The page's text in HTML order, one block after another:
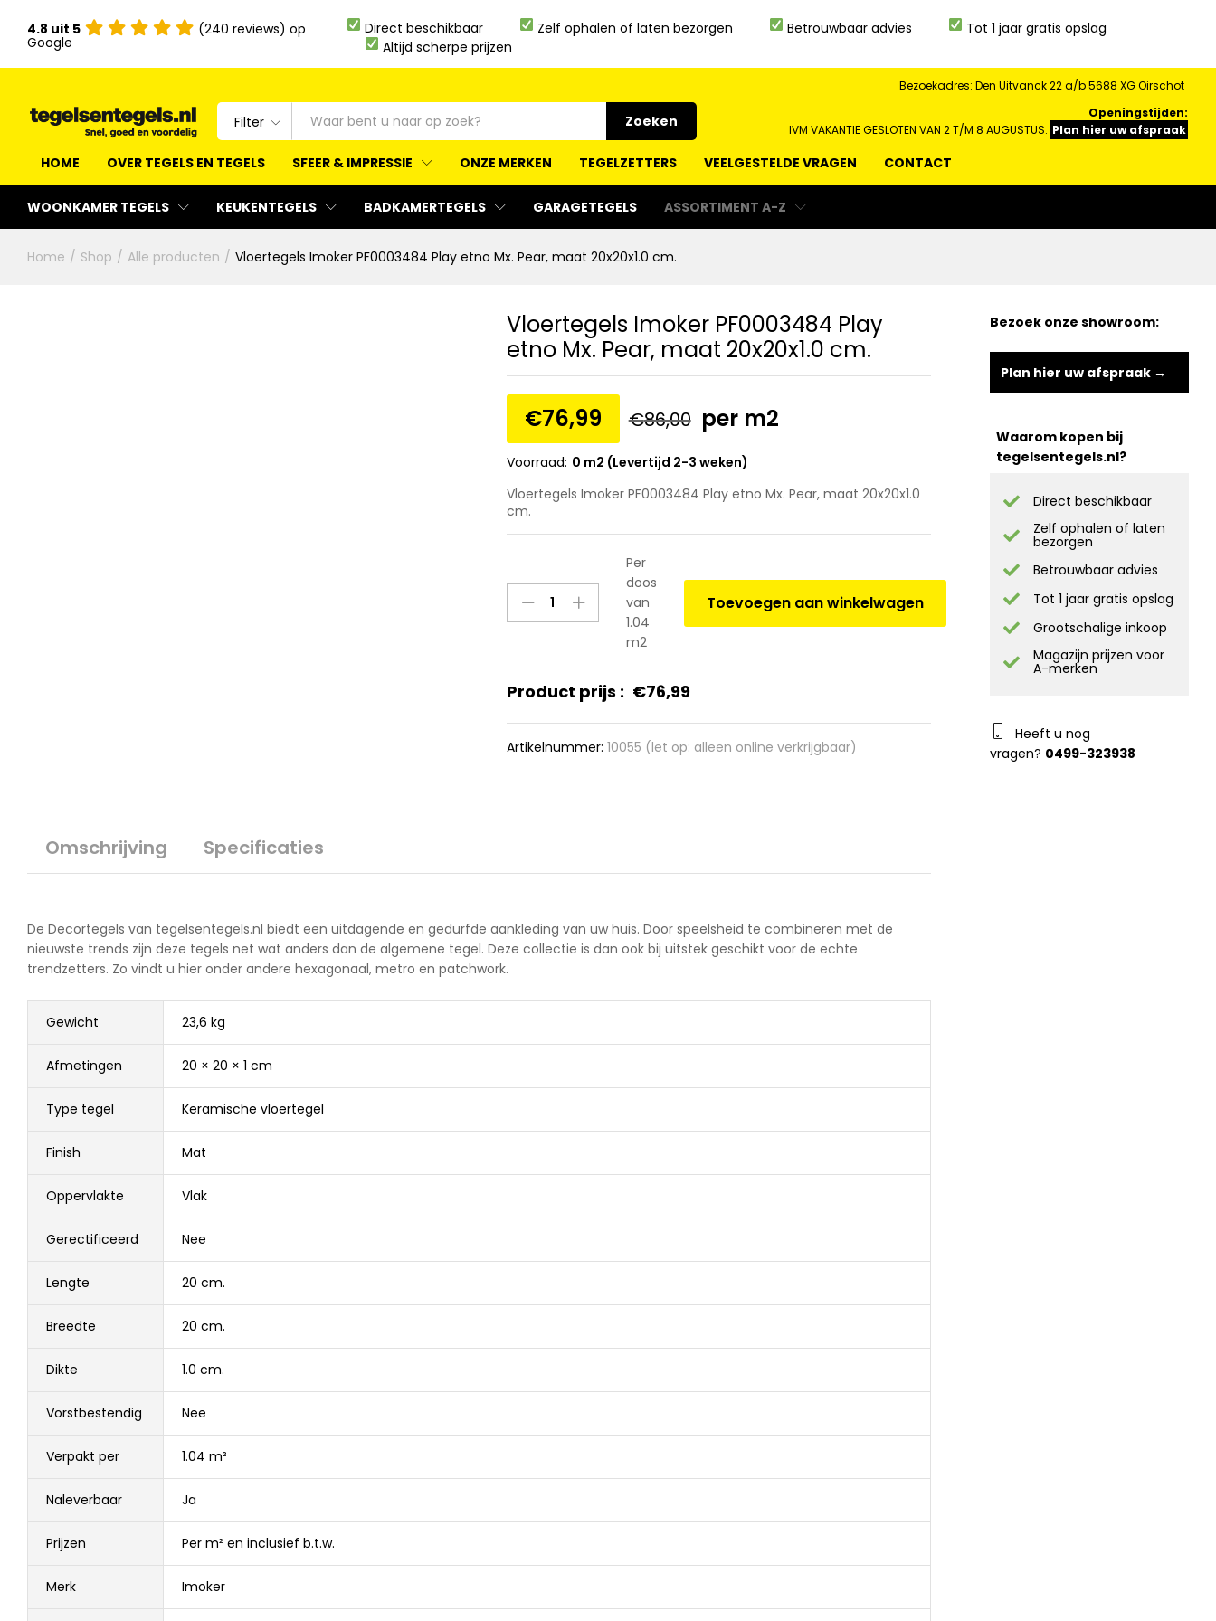
4.8 uit 5 (240 reviews) op
Google
Direct beschikbaar Zelf ophalen of laten bezorgen Betrouwbaar advies
Tot 1 jaar gratis opslag
Altijd scherpe prijzen
Bezoekadres: Den Uitvanck 22 a/b 5688 XG Oirschot
Filter Zoeken
Openingstijden:
IVM VAKANTIE GESLOTEN VAN 2 T/M 8 AUGUSTUS: Plan hier uw afspraak
HOME OVER TEGELS EN TEGELS SFEER & IMPRESSIE ONZE MERKEN TEGELZETTERS VEELGESTELDE VRAGEN CONTACT
WOONKAMER TEGELS KEUKENTEGELS BADKAMERTEGELS GARAGETEGELS ASSORTIMENT A-Z
Home / Shop / Alle producten / Vloertegels Imoker PF0003484 Play etno Mx. Pear, maat 20x20x1.0 cm.
Vloertegels Imoker PF0003484 Play
etno Mx. Pear, maat 20x20x1.0 cm.
€76,99 €86,00 per m2
Voorraad: 0 m2 (Levertijd 2-3 weken)
Vloertegels Imoker PF0003484 Play etno Mx. Pear, maat 20x20x1.0
cm.
Mx.
20x20x1.0
Per
doos
van
1.04
m2
Toevoegen aan winkelwagen
Product prijs : €76,99
Artikelnummer: 10055 (let op: alleen online verkrijgbaar)
Omschrijving Specificaties
De Decortegels van tegelsentegels.nl biedt een uitdagende en gedurfde aankleding van uw huis. Door speelsheid te combineren met de
nieuwste trends zijn deze tegels net wat anders dan de algemene tegel. Deze collectie is dan ook bij uitstek geschikt voor de echte
trendzetters. Zo vindt u hier onder andere hexagonaal, metro en patchwork.
Gewicht 23,6 kg
Afmetingen 20 × 20 × 1 cm
Type tegel Keramische vloertegel
Finish Mat
Oppervlakte Vlak
Gerectificeerd Nee
Lengte 20 cm.
Breedte 20 cm.
Dikte 1.0 cm.
Vorstbestendig Nee
Verpakt per 1.04 m²
Naleverbaar Ja
Prijzen Per m² en inclusief b.t.w.
Merk Imoker
Bezoek onze showroom:
Plan hier uw afspraak →
Waarom kopen bij
tegelsentegels.nl?
Direct beschikbaar
Zelf ophalen of laten
bezorgen
Betrouwbaar advies
Tot 1 jaar gratis opslag
Grootschalige inkoop
Magazijn prijzen voor
A-merken
Heeft u nog
vragen? 0499-323938